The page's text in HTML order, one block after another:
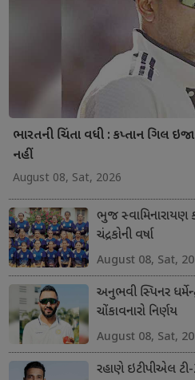
ભારતની ચિંતા વધી : કપ્તાન ગિલ
નહીં
August 08, Sat, 2026
ભુજ સ્વામિનારાયણ
ચંદ્રકોની વર્ષા
August 08, Sat,
અનુભવી સ્પિનર
ચોંકાવનારો નિર્ણય
August 08, Sat,
રહાણે ઇટીપીએલ